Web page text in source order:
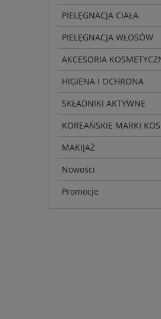
PIELĘGNACJA CIAŁA
PIELĘGNACJA WŁOSÓW
AKCESORIA
HIGIENA I OCHRONA
SKŁADNIKI AKTYWNE
KOREAŃSKIE MARKI
MAKIJAŻ
Nowości
Promocje